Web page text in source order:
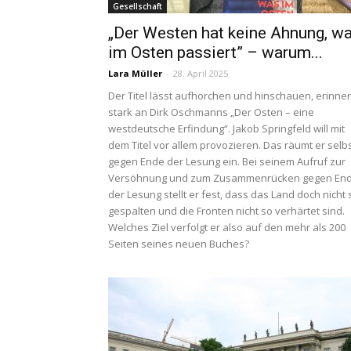
Gesellschaft
„Der Westen hat keine Ahnung,
im Osten passiert” – warum...
Lara Müller - 28. April 2025
Der Titel lässt aufhorchen und hinschauen,
stark an Dirk Oschmanns „Der Osten – eine
westdeutsche Erfindung“. Jakob Springfeld will mit
dem Titel vor allem provozieren. Das räumt er
gegen Ende der Lesung ein. Bei seinem Aufruf zur
Versöhnung und zum Zusammenrücken gegen
der Lesung stellt er fest, dass das Land doch nicht
gespalten und die Fronten nicht so verhärtet sind.
Welches Ziel verfolgt er also auf den mehr als 200
Seiten seines neuen Buches?